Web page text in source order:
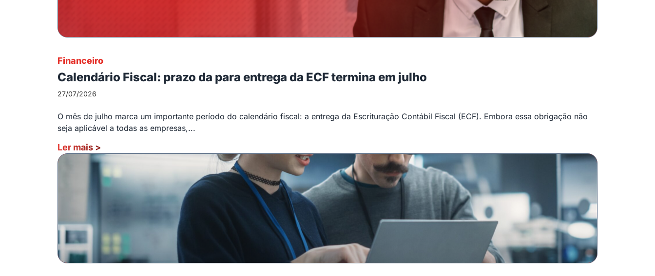
Financeiro
Calendário Fiscal: prazo da para entrega da ECF termina em julho
27/07/2026
O mês de julho marca um importante período do calendário fiscal: a entrega da Escrituração Contábil Fiscal (ECF). Embora essa obrigação não
seja aplicável a todas as empresas,...
Ler mais >